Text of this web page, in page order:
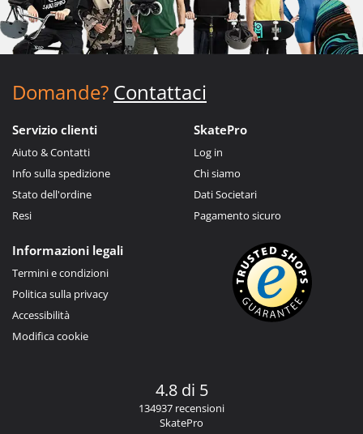
Domande? Contattaci
Servizio clienti
Aiuto & Contatti
Info sulla spedizione
Stato dell'ordine
Resi
SkatePro
Log in
Chi siamo
Dati Societari
Pagamento sicuro
Informazioni legali
Termini e condizioni
Politica sulla privacy
Accessibilità
Modifica cookie
4.8 di 5
134937 recensioni
SkatePro